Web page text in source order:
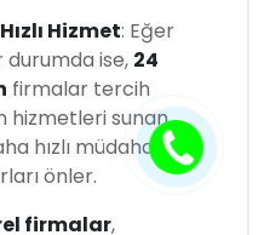
Hizmet: Eğer
durumda ise, 24
firmalar tercih
hizmetleri sunan
hızlı müdahale
önler.
firmalar,